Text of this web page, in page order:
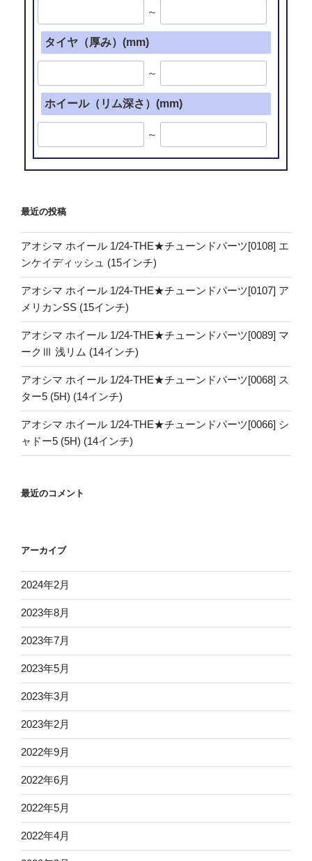
～
タイヤ（厚み）(mm)
～
ホイール（リム深さ）(mm)
～
最近の投稿
アオシマ ホイール 1/24-THE★チューンドパーツ[0108] エ
ンケイディッシュ (15インチ)
アオシマ ホイール 1/24-THE★チューンドパーツ[0107] ア
メリカンSS (15インチ)
アオシマ ホイール 1/24-THE★チューンドパーツ[0089] マ
ークⅢ 浅リム (14インチ)
アオシマ ホイール 1/24-THE★チューンドパーツ[0068] ス
ター5 (5H) (14インチ)
アオシマ ホイール 1/24-THE★チューンドパーツ[0066] シ
ャドー5 (5H) (14インチ)
最近のコメント
アーカイブ
2024年2月
2023年8月
2023年7月
2023年5月
2023年3月
2023年2月
2022年9月
2022年6月
2022年5月
2022年4月